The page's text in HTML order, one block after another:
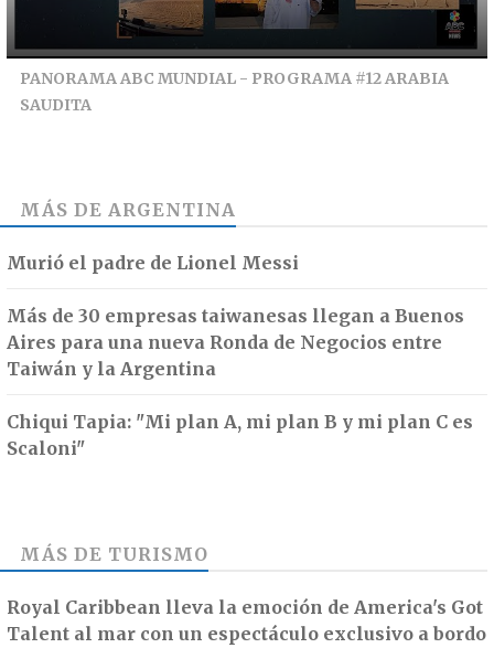
PANORAMA ABC MUNDIAL - PROGRAMA #12 ARABIA
SAUDITA
MÁS DE ARGENTINA
Murió el padre de Lionel Messi
Más de 30 empresas taiwanesas llegan a Buenos
Aires para una nueva Ronda de Negocios entre
Taiwán y la Argentina
Chiqui Tapia: "Mi plan A, mi plan B y mi plan C es
Scaloni"
MÁS DE TURISMO
Royal Caribbean lleva la emoción de America's Got
Talent al mar con un espectáculo exclusivo a bordo